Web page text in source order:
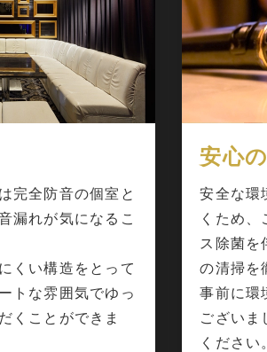
完全防音の個室と
漏れが気になるこ
くい構造をとって
トな雰囲気でゆっ
くことができま
安心
安全な環
くため
ス除菌を
の清掃を
事前に環
ございま
ください